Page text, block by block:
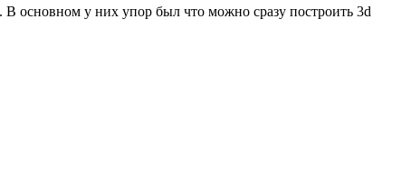
основном у них упор был что можно сразу построить 3d